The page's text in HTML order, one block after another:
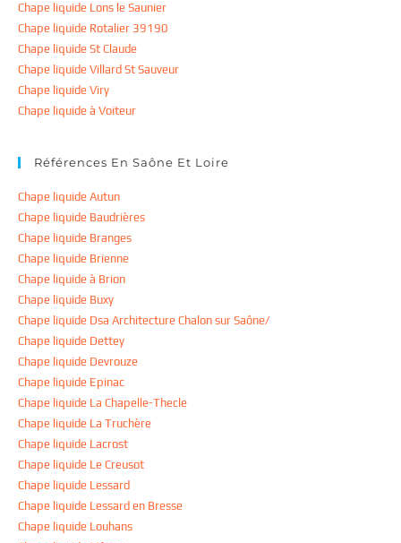
Chape liquide Lons le Saunier
Chape liquide Rotalier 39190
Chape liquide St Claude
Chape liquide Villard St Sauveur
Chape liquide Viry
Chape liquide à Voiteur
Références En Saône Et Loire
Chape liquide Autun
Chape liquide Baudrières
Chape liquide Branges
Chape liquide Brienne
Chape liquide à Brion
Chape liquide Buxy
Chape liquide Dsa Architecture Chalon sur Saône/
Chape liquide Dettey
Chape liquide Devrouze
Chape liquide Epinac
Chape liquide La Chapelle-Thecle
Chape liquide La Truchère
Chape liquide Lacrost
Chape liquide Le Creusot
Chape liquide Lessard
Chape liquide Lessard en Bresse
Chape liquide Louhans